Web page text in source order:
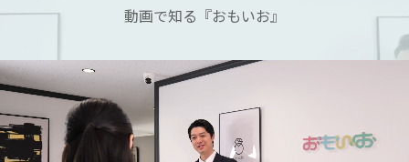
動画で知る『おもいお』